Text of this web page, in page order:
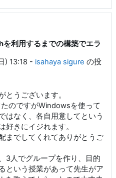
利用するまでの構築でエラ
) 13:18 - isahaya sigure の投
とうございます。
のですがWindowsを使って
はなく、各自用意してという
好きにイジれます。
までしてくれてありがとうご
3人でグループを作り、目的
という授業があって先生がア